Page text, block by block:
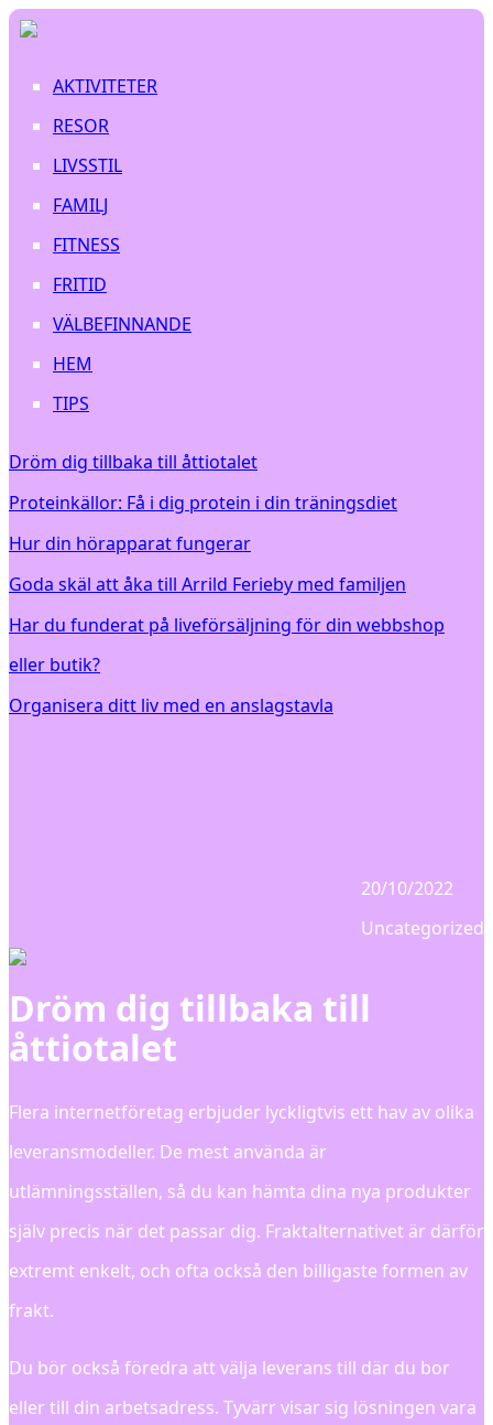
AKTIVITETER
RESOR
LIVSSTIL
FAMILJ
FITNESS
FRITID
VÄLBEFINNANDE
HEM
TIPS
Dröm dig tillbaka till åttiotalet
Proteinkällor: Få i dig protein i din träningsdiet
Hur din hörapparat fungerar
Goda skäl att åka till Arrild Ferieby med familjen
Har du funderat på liveförsäljning för din webbshop
eller butik?
Organisera ditt liv med en anslagstavla
20/10/2022
Uncategorized
Dröm dig tillbaka till
åttiotalet
Flera internetföretag erbjuder lyckligtvis ett hav av olika
leveransmodeller. De mest använda är
utlämningsställen, så du kan hämta dina nya produkter
själv precis när det passar dig. Fraktalternativet är därför
extremt enkelt, och ofta också den billigaste formen av
frakt.
Du bör också föredra att välja leverans till där du bor
eller till din arbetsadress. Tyvärr visar sig lösningen vara